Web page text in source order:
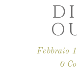
Febbraio
0